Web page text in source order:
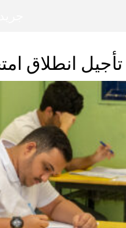
انطلاق